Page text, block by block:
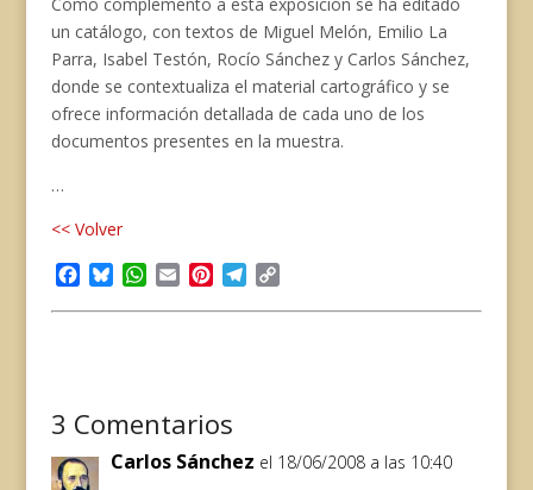
un catálogo, con textos de Miguel Melón, Emilio La
Parra, Isabel Testón, Rocío Sánchez y Carlos Sánchez,
donde se contextualiza el material cartográfico y se
ofrece información detallada de cada uno de los
documentos presentes en la muestra.
…
<< Volver
Facebook
BlueskyWhatsApp
EmailPinterestTelegram
3 Comentarios
Carlos Sánchez el 18/06/2008 a las 10:40